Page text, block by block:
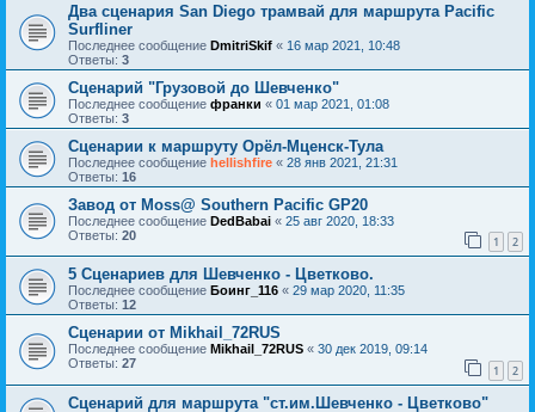
Два сценария San Diego трамвай для маршрута Pacific
Surfliner
Последнее сообщение DmitriSkif « 16 мар 2021, 10:48
Ответы: 3
Сценарий "Грузовой до Шевченко"
Последнее сообщение франки « 01 мар 2021, 01:08
Ответы: 3
Сценарии к маршруту Орёл-Мценск-Тула
Последнее сообщение hellishfire « 28 янв 2021, 21:31
Ответы: 16
Завод от Moss@ Southern Pacific GP20
Последнее сообщение DedBabai « 25 авг 2020, 18:33
Ответы: 20 1 2
5 Сценариев для Шевченко - Цветково.
Последнее сообщение Боинг_116 « 29 мар 2020, 11:35
Ответы: 12
Сценарии от Mikhail_72RUS
Последнее сообщение Mikhail_72RUS « 30 дек 2019, 09:14
Ответы: 27 1 2
Сценарий для маршрута "ст.им.Шевченко - Цветково"